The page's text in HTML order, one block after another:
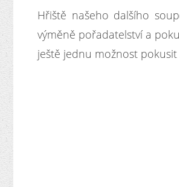
Hřiště našeho dalšího
výměně pořadatelství a
ještě jednu možnost